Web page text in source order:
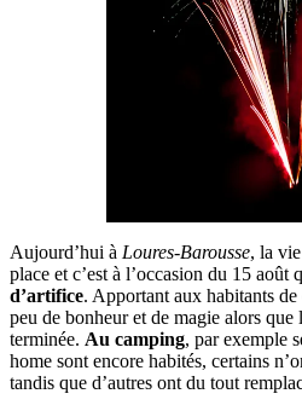
Aujourd’hui à Loures-Barousse, la
place et c’est à l’occasion du 15 août
d’artifice. Apportant aux habitants
peu de bonheur et de magie alors que
terminée. Au camping, par exemple
home sont encore habités, certains
tandis que d’autres ont du tout